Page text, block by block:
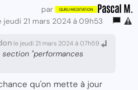
par Pascal M.
jeudi 21 mars 2024 à 09h53
le jeudi 21 mars 2024 à 07h59
section "performances
qu'on mette à jour